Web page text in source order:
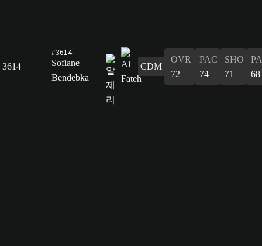
3614
#3614
Sofiane
Bendebka
CDM
OVR
72
PAC
74
SHO
71
68